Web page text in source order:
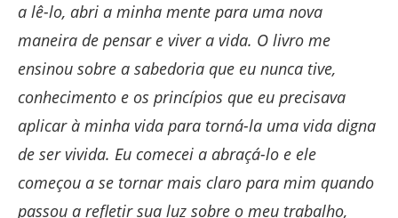
a lê-lo, abri a minha mente para uma nova
maneira de pensar e viver a vida. O livro me
ensinou sobre a sabedoria que eu nunca tive,
conhecimento e os princípios que eu precisava
aplicar à minha vida para torná-la uma vida digna
de ser vivida. Eu comecei a abraçá-lo e ele
começou a se tornar mais claro para mim quando
passou a refletir sua luz sobre o meu trabalho,